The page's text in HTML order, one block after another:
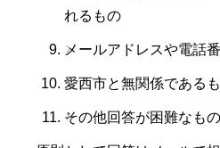
れるもの
メールアドレスや電話
愛西市と無関係である
その他回答が困難なもの